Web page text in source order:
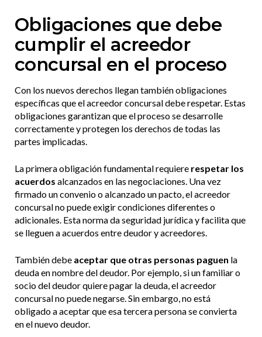
Obligaciones que debe
cumplir el acreedor
concursal en el proceso
Con los nuevos derechos llegan también obligaciones
específicas que el acreedor concursal debe respetar. Estas
obligaciones garantizan que el proceso se desarrolle
correctamente y protegen los derechos de todas las
partes implicadas.
La primera obligación fundamental requiere respetar los
acuerdos alcanzados en las negociaciones. Una vez
firmado un convenio o alcanzado un pacto, el acreedor
concursal no puede exigir condiciones diferentes o
adicionales. Esta norma da seguridad jurídica y facilita que
se lleguen a acuerdos entre deudor y acreedores.
También debe aceptar que otras personas paguen la
deuda en nombre del deudor. Por ejemplo, si un familiar o
socio del deudor quiere pagar la deuda, el acreedor
concursal no puede negarse. Sin embargo, no está
obligado a aceptar que esa tercera persona se convierta
en el nuevo deudor.